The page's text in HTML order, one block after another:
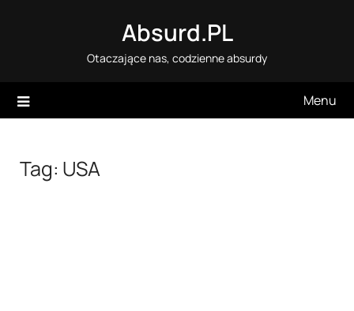
Absurd.PL
Otaczające nas, codzienne absurdy
Menu
Tag: USA